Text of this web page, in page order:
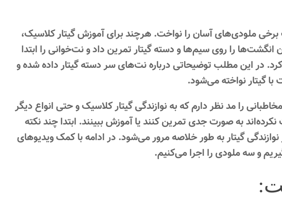
برخی ملودی‌های آسان را نواخت. هرچند برای آموزش گیتار کلاسیک،
را روی سیم‌ها و دسته گیتار تمرین داد و نت‌خوانی را ابتدا
کرد. در این مطلب توضیحاتی درباره نت‌های سر دسته گیتار داده شده و
گیتار نواخته می‌شود.
را مد نظر دارم که به نوازندگی گیتار کلاسیک و حتی انواع دیگر
به صورت جدی تمرین کنند یا آموزش ببینند. ابتدا چند نکته
گیتار به طور خلاصه مرور می‌شود. در ادامه با کمک ویدیوهای
و سه ملودی را اجرا می‌کنیم.